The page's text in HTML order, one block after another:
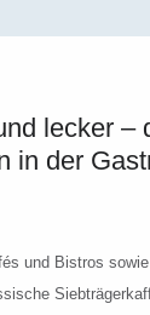
lecker –
in der
und Bistros